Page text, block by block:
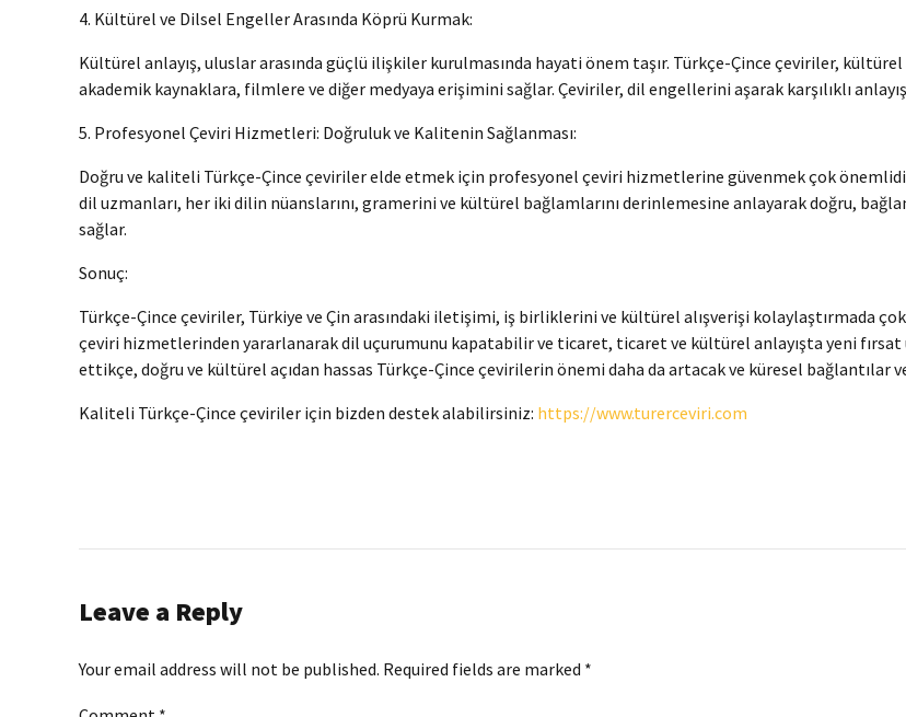
4. Kültürel ve Dilsel Engeller Arasında Köprü Kurmak:
Kültürel anlayış, uluslar arasında güçlü ilişkiler kurulmasında hayati önem taşır. Türkçe-Çince çeviriler,
akademik kaynaklara, filmlere ve diğer medyaya erişimini sağlar. Çeviriler, dil engellerini aşarak karşılıklı
5. Profesyonel Çeviri Hizmetleri: Doğruluk ve Kalitenin Sağlanması:
Doğru ve kaliteli Türkçe-Çince çeviriler elde etmek için profesyonel çeviri hizmetlerine güvenmek çok
dil uzmanları, her iki dilin nüanslarını, gramerini ve kültürel bağlamlarını derinlemesine anlayarak doğru,
sağlar.
Sonuç:
Türkçe-Çince çeviriler, Türkiye ve Çin arasındaki iletişimi, iş birliklerini ve kültürel alışverişi kolaylaştırmada
çeviri hizmetlerinden yararlanarak dil uçurumunu kapatabilir ve ticaret, ticaret ve kültürel anlayışta yeni
ettikçe, doğru ve kültürel açıdan hassas Türkçe-Çince çevirilerin önemi daha da artacak ve küresel bağlantılar
Kaliteli Türkçe-Çince çeviriler için bizden destek alabilirsiniz: https://www.turerceviri.com
Leave a Reply
Your email address will not be published. Required fields are marked *